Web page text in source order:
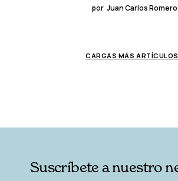
por Juan Carlos
CARGAS MÁS ARTÍCULOS
Suscríbete a nuestro